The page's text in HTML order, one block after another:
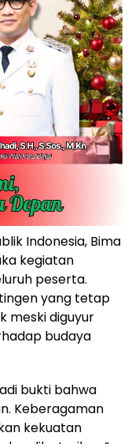
Indonesia, Bima
kegiatan
peserta.
yang tetap
meski diguyur
budaya
bukti bahwa
Keberagaman
kekuatan